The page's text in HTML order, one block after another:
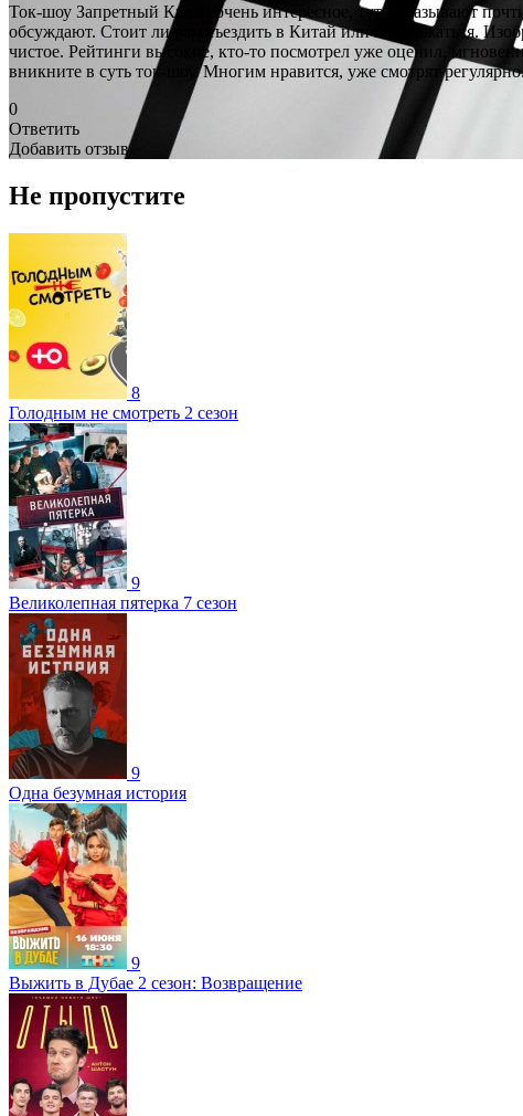
Ток-шоу Запретный Китай очень интересное, тут показывают
обсуждают. Стоит ли вам съездить в Китай или воздержаться.
чистое. Рейтинги высокие, кто-то посмотрел уже оценил,
вникните в суть ток-шоу. Многим нравится, уже смотрят
0
Ответить
Добавить отзыв
Не пропустите
8
Голодным не смотреть 2 сезон
9
Великолепная пятерка 7 сезон
9
Одна безумная история
9
Выжить в Дубае 2 сезон: Возвращение